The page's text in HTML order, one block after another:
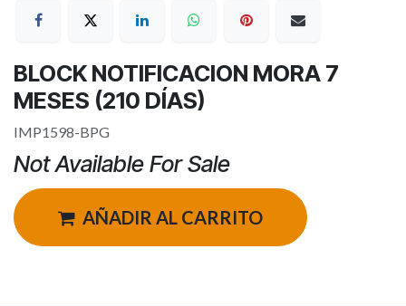
BLOCK NOTIFICACION MORA 7
MESES (210 DÍAS)
IMP1598-BPG
Not Available For Sale
AÑADIR AL CARRITO